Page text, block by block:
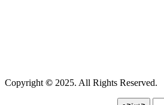
Copyright© 2025. All Rights Reserved.